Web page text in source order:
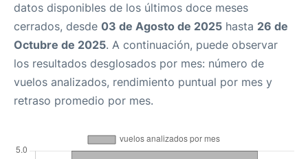
datos disponibles de los últimos doce meses
cerrados, desde 03 de Agosto de 2025 hasta 26 de
Octubre de 2025. A continuación, puede observar
los resultados desglosados por mes: número de
vuelos analizados, rendimiento puntual por mes y
retraso promedio por mes.